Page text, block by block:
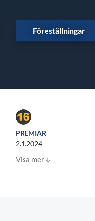
Föreställningar
PREMIÄR
2.1.2024
Visa mer